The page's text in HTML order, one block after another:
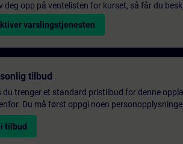
deg opp på ventelisten for kurset, så får du
varslingstjenesten
tilbud
du trenger et standard pristilbud for denne
Du må først oppgi noen
tilbud